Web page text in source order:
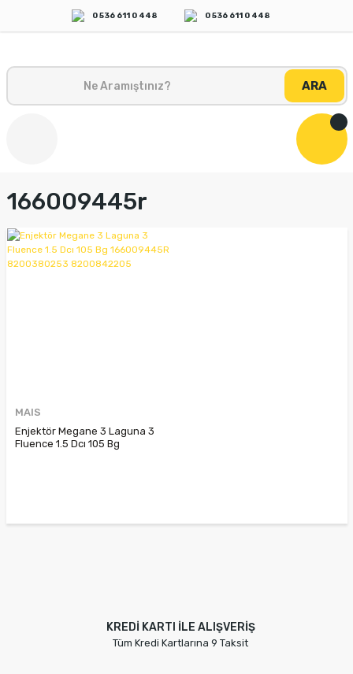
0 536 611 0 448 0 536 611 0 448
ARA
166009445r
MAIS
Enjektör Megane 3 Laguna 3
Fluence 1.5 Dcı 105 Bg
KREDİ KARTI İLE ALIŞVERİŞ
Tüm Kredi Kartlarına 9 Taksit